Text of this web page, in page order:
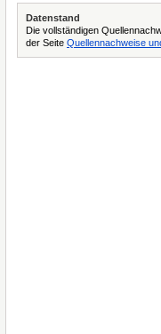
Datenstand
Die vollständigen
der Seite Quellennachweise